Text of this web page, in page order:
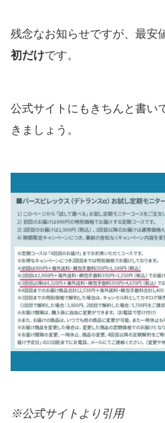
残念なお知らせですが、最安
初だけです。
公式サイトにもきちんと書い
きましょう。
※公式サイトより引用